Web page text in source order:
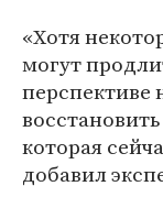
«Хотя
могут
перспективе
которая
добавил